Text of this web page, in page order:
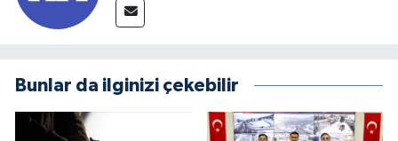
Bunlar da ilginizi çekebilir